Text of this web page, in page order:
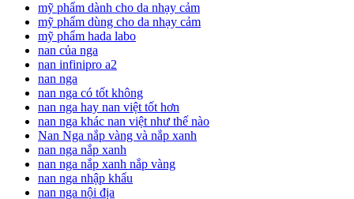
mỹ phẩm dành cho da nhạy cảm
mỹ phẩm dùng cho da nhạy cảm
mỹ phẩm hada labo
nan của nga
nan infinipro a2
nan nga
nan nga có tốt không
nan nga hay nan việt tốt hơn
nan nga khác nan việt như thế nào
Nan Nga nắp vàng và nắp xanh
nan nga nắp xanh
nan nga nắp xanh nắp vàng
nan nga nhập khẩu
nan nga nội địa